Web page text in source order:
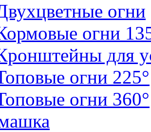
огни
огни
для
огни 225°
огни 360°